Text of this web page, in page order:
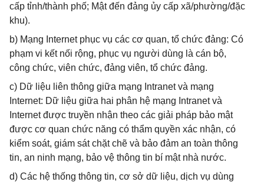
cấp tỉnh/thành phố; Mật đến đảng ủy cấp xã/phường/đặc
khu).
b) Mạng Internet phục vụ các cơ quan, tổ chức đảng: Có
phạm vi kết nối rộng, phục vụ người dùng là cán bộ,
công chức, viên chức, đảng viên, tổ chức đảng.
c) Dữ liệu liên thông giữa mạng Intranet và mạng
Internet: Dữ liệu giữa hai phân hệ mạng Intranet và
Internet được truyền nhận theo các giải pháp bảo mật
được cơ quan chức năng có thẩm quyền xác nhận, có
kiểm soát, giám sát chặt chẽ và bảo đảm an toàn thông
tin, an ninh mạng, bảo vệ thông tin bí mật nhà nước.
d) Các hệ thống thông tin, cơ sở dữ liệu, dịch vụ dùng